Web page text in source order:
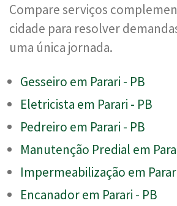
Compare serviços
cidade para resolver
uma única jornada.
Gesseiro em Parari - PB
Eletricista em Parari - PB
Pedreiro em Parari - PB
Manutenção Predial em
Impermeabilização em
Encanador em Parari - PB